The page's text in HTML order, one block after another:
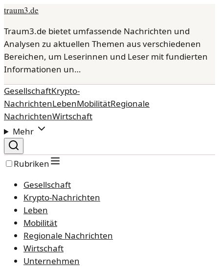
traum3.de
Traum3.de bietet umfassende Nachrichten und
Analysen zu aktuellen Themen aus verschiedenen
Bereichen, um Leserinnen und Leser mit fundierten
Informationen un…
GesellschaftKrypto-
NachrichtenLebenMobilitätRegionale
NachrichtenWirtschaft
Mehr
Rubriken
Gesellschaft
Krypto-Nachrichten
Leben
Mobilität
Regionale Nachrichten
Wirtschaft
Unternehmen